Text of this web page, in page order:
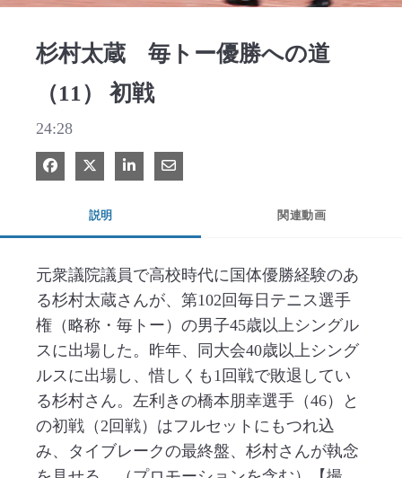
杉村太蔵 毎トー優勝への道
（11） 初戦
24:28
Facebook で共有
Xで共有する
LinkedIn で共有
電子メールで共有
説明 関連動画
元衆議院議員で高校時代に国体優勝経験のあ
る杉村太蔵さんが、第102回毎日テニス選手
権（略称・毎トー）の男子45歳以上シングル
スに出場した。昨年、同大会40歳以上シング
ルスに出場し、惜しくも1回戦で敗退してい
る杉村さん。左利きの橋本朋幸選手（46）と
の初戦（2回戦）はフルセットにもつれ込
み、タイブレークの最終盤、杉村さんが執念